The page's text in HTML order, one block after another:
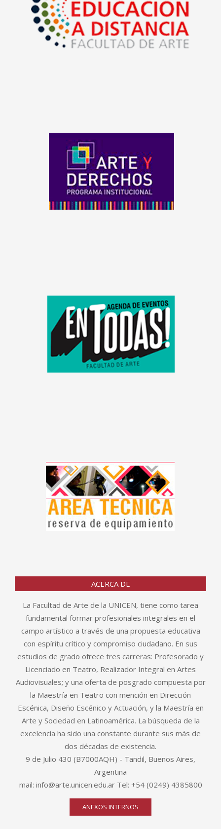
ACERCA DE
La Facultad de Arte de la UNICEN, tiene como tarea
fundamental formar profesionales integrales en el
campo artístico a través de una propuesta educativa
con espíritu crítico y compromiso ciudadano. En sus
estudios de grado ofrece tres carreras: Profesorado y
Licenciado en Teatro, Realizador Integral en Artes
Audiovisuales; y una oferta de posgrado compuesta por
la Maestría en Teatro con mención en Dirección
Escénica, Diseño Escénico y Actuación, y la Maestría en
Arte y Sociedad en Latinoamérica. La búsqueda de la
excelencia ha sido una constante durante sus más de
dos décadas de existencia.
9 de Julio 430 (B7000AQH) - Tandil, Buenos Aires,
Argentina
mail: info@arte.unicen.edu.ar Tel: +54 (0249) 4385800
ANEXOS INTERNOS